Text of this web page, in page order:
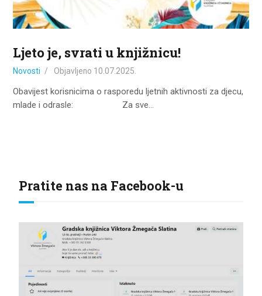
DOKUMENTI
KONTAKT
Ljeto je, svrati u knjižnicu!
Novosti Objavljeno 10.07.2025.
Obavijest korisnicima o rasporedu ljetnih aktivnosti za djecu,
mlade i odrasle: Za sve…
Pratite nas na Facebook-u